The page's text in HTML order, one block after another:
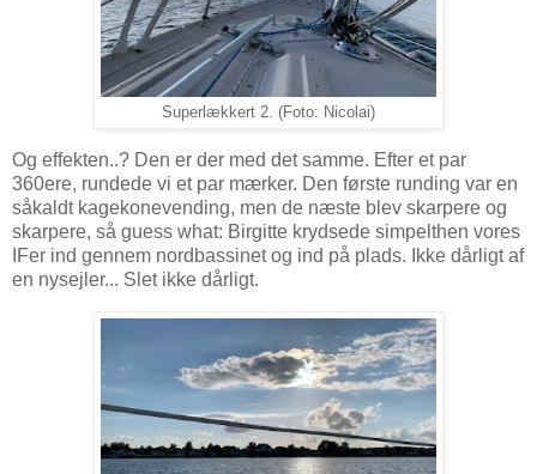
Superlækkert 2. (Foto: Nicolai)
Og effekten..? Den er der med det samme. Efter et par
360ere, rundede vi et par mærker. Den første runding var en
såkaldt kagekonevending, men de næste blev skarpere og
skarpere, så guess what: Birgitte krydsede simpelthen vores
IFer ind gennem nordbassinet og ind på plads. Ikke dårligt af
en nysejler... Slet ikke dårligt.